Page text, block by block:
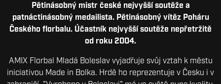
Pětinásobný mistr české nejvyšší soutěže a
patnáctinásobný medailista. Pětinásobný vítěz Poháru
Českého florbalu. Účastník nejvyšší soutěže nepřetržitě
od roku 2004.
AMIX Florbal Mladá Boleslav vyjadřuje svůj vztah k městu
iniciativou Made in Bolka. Hrdě ho reprezentuje v Česku i v